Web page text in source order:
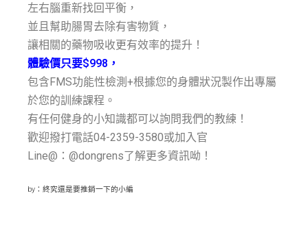
左右腦重新找回平衡，
並且幫助腸胃去除有害物質，
讓相關的藥物吸收更有效率的提升！
體驗價只要$998，
包含FMS功能性檢測+根據您的身體狀況製作出專屬
於您的訓練課程。
有任何健身的小知識都可以詢問我們的教練！
歡迎撥打電話04-2359-3580或加入官
Line@：@dongrens了解更多資訊呦！
by：終究還是要推銷一下的小編